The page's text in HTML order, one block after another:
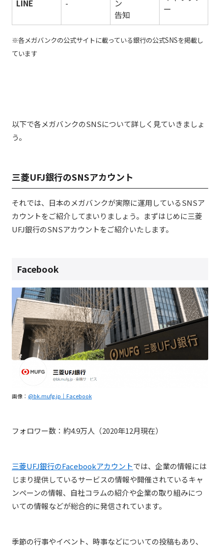
LINE -
ン
告知
ー
※各メガバンクの公式サイトに載っている銀行の公式SNSを掲載し
ています
以下で各メガバンクのSNSについて詳しく見ていきましょ
う。
三菱UFJ銀行のSNSアカウント
それでは、日本のメガバンクが実際に運用しているSNSア
カウントをご紹介してまいりましょう。まずはじめに三菱
UFJ銀行のSNSアカウントをご紹介いたします。
Facebook
画像： @bk.mufg.jp｜Facebook
フォロワー数：約4.9万人（2020年12月現在）
三菱UFJ銀行のFacebookアカウントでは、企業の情報には
じまり提供しているサービスの情報や開催されているキャ
ンペーンの情報、自社コラムの紹介や企業の取り組みにつ
いての情報などが総合的に発信されています。
季節の行事やイベント、時事などについての投稿もあり、